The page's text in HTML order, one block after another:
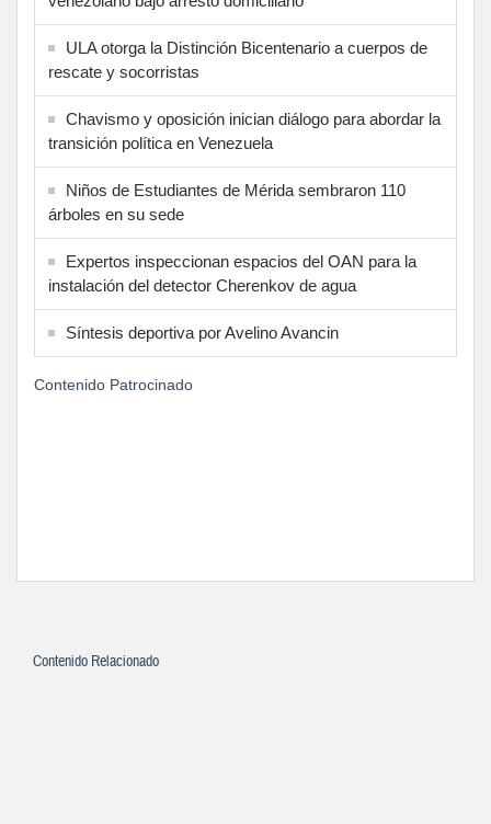
ULA otorga la Distinción Bicentenario a cuerpos de
rescate y socorristas
Chavismo y oposición inician diálogo para abordar la
transición política en Venezuela
Niños de Estudiantes de Mérida sembraron 110
árboles en su sede
Expertos inspeccionan espacios del OAN para la
instalación del detector Cherenkov de agua
Síntesis deportiva por Avelino Avancin
Contenido Patrocinado
Contenido Relacionado